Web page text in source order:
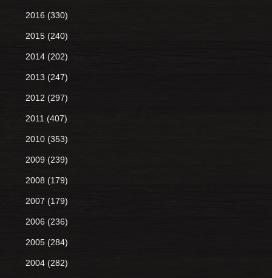
2016 (330)
2015 (240)
2014 (202)
2013 (247)
2012 (297)
2011 (407)
2010 (353)
2009 (239)
2008 (179)
2007 (179)
2006 (236)
2005 (284)
2004 (282)